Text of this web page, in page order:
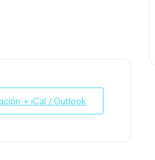
+ iCal / Outlook